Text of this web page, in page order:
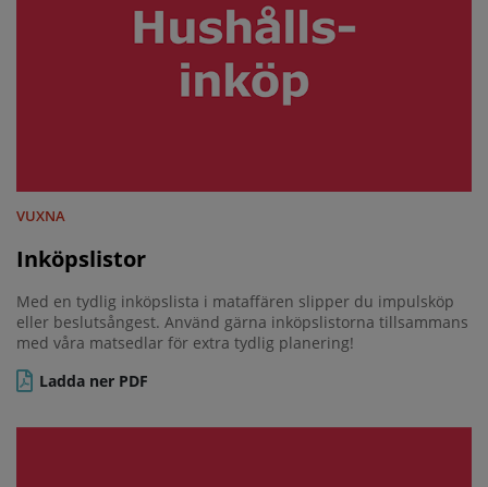
VUXNA
Inköpslistor
Med en tydlig inköpslista i mataffären slipper du impulsköp
eller beslutsångest. Använd gärna inköpslistorna tillsammans
med våra matsedlar för extra tydlig planering!
Ladda ner PDF